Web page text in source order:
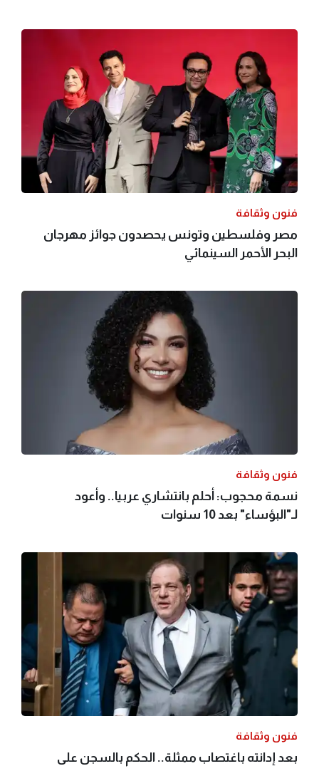
فنون وثقافة
مصر وفلسطين وتونس يحصدون جوائز مهرجان
البحر الأحمر السينمائي
فنون وثقافة
نسمة محجوب: أحلم بانتشاري عربيا.. وأعود
لـ"البؤساء" بعد 10 سنوات
فنون وثقافة
بعد إدانته باغتصاب ممثلة.. الحكم بالسجن على